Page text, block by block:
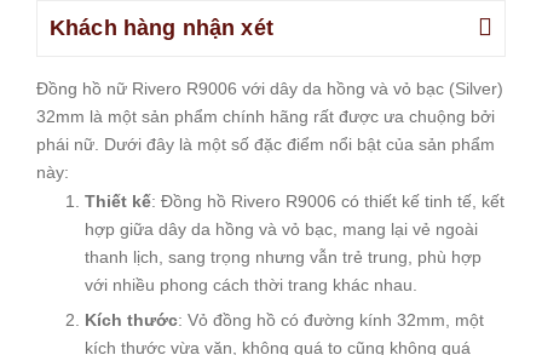
Khách hàng nhận xét
Đồng hồ nữ Rivero R9006 với dây da hồng và vỏ bạc (Silver)
32mm là một sản phẩm chính hãng rất được ưa chuộng bởi
phái nữ. Dưới đây là một số đặc điểm nổi bật của sản phẩm
này:
Thiết kế: Đồng hồ Rivero R9006 có thiết kế tinh tế, kết
hợp giữa dây da hồng và vỏ bạc, mang lại vẻ ngoài
thanh lịch, sang trọng nhưng vẫn trẻ trung, phù hợp
với nhiều phong cách thời trang khác nhau.
Kích thước: Vỏ đồng hồ có đường kính 32mm, một
kích thước vừa vặn, không quá to cũng không quá